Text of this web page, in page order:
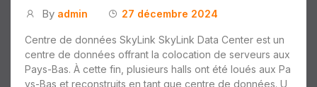
By admin 27 décembre 2024
Centre de données SkyLink SkyLink Data Center est un
centre de données offrant la colocation de serveurs aux
Pays-Bas. À cette fin, plusieurs halls ont été loués aux Pa
ys-Bas et reconstruits en tant que centre de données. U